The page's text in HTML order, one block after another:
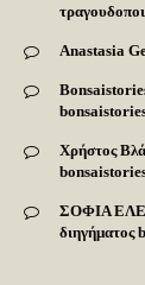
Anastasia
Χρήστος
ΣΟΦΙΑ
διηγήματος